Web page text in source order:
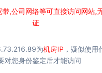
带,公司网络等可直接访问网站,
证
为机房IP ，疑似使用
对您身份鉴定后才能访问